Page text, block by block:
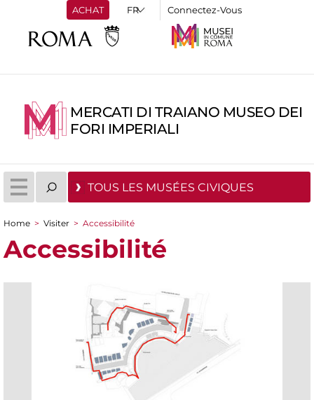
ACHAT Connectez-Vous
MERCATI DI TRAIANO MUSEO DEI
FORI IMPERIALI
TOUS LES MUSÉES CIVIQUES
You are here
Home > Visiter > Accessibilité
Accessibilité